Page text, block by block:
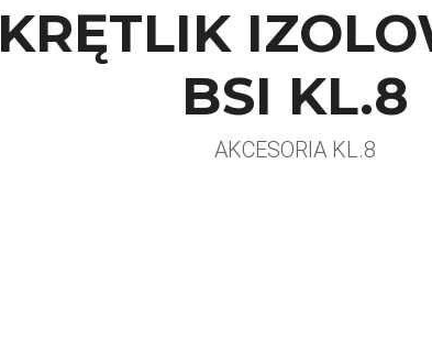
KRĘTLIK
BSI KL.8
AKCESORIA KL.8